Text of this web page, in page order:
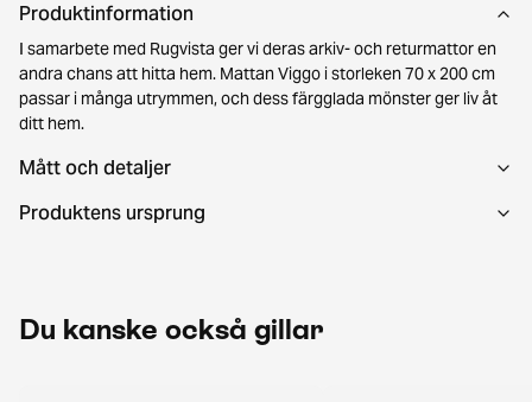
Produktinformation
I samarbete med Rugvista ger vi deras arkiv- och returmattor en
andra chans att hitta hem. Mattan Viggo i storleken 70 x 200 cm
passar i många utrymmen, och dess färgglada mönster ger liv åt
ditt hem.
Mått och detaljer
Produktens ursprung
Du kanske också gillar